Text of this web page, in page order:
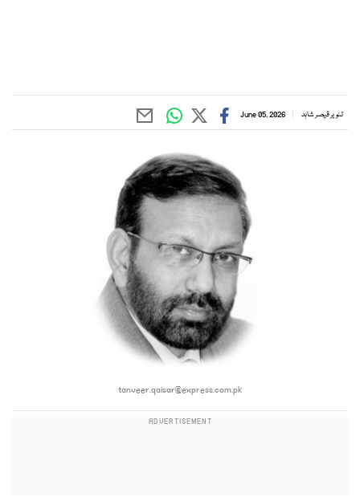
تنویر قیصر شاہد June 05, 2026
tanveer.qaisar@express.com.pk